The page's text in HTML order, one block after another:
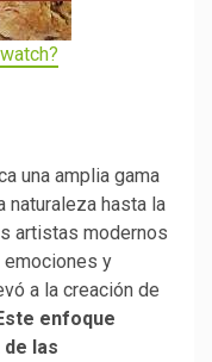
una amplia gama
naturaleza hasta la
artistas modernos
y
a la creación de
enfoque
las